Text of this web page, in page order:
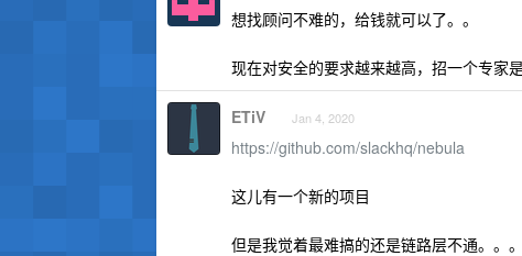
想找顾问不难的，给钱就可以了。。
现在对安全的要求越来越高，招一个专家是
ETiV Jan 4, 2020
https://github.com/slackhq/nebula
这儿有一个新的项目
但是我觉着最难搞的还是链路层不通。。。